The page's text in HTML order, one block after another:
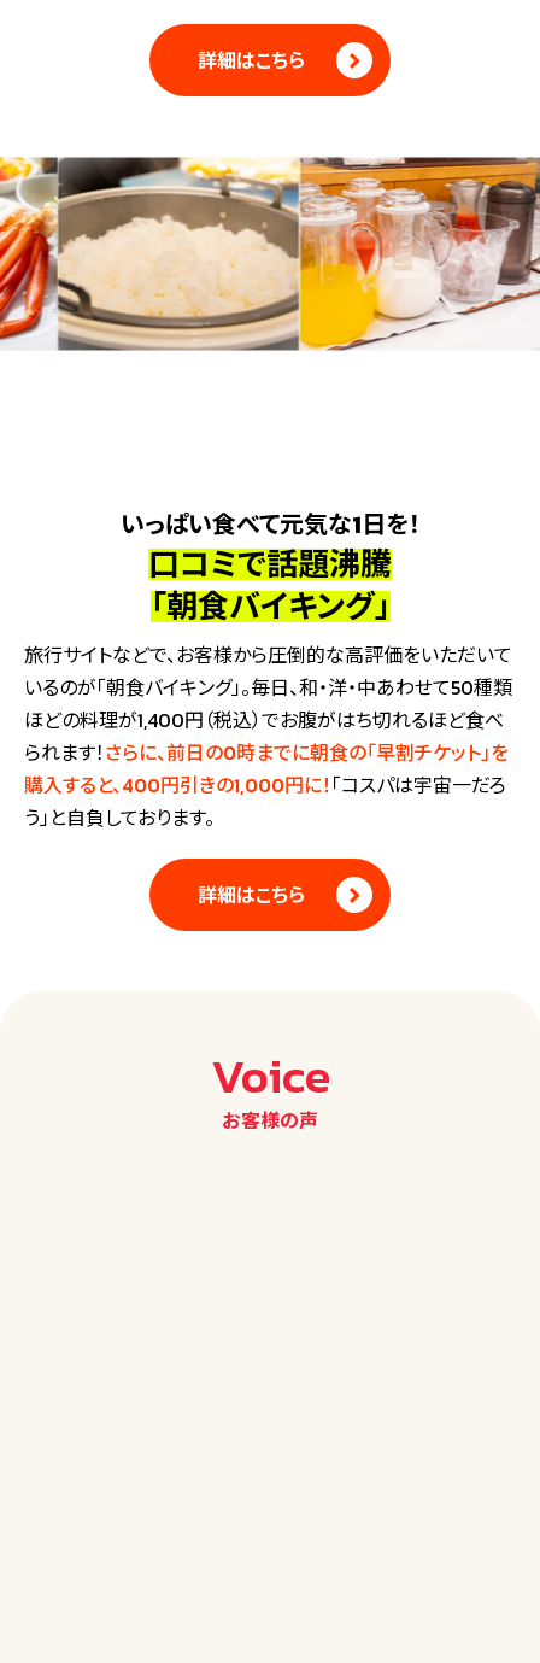
詳細はこちら
いっぱい食べて元気な1日を！
口コミで話題沸騰
「朝食バイキング」
旅行サイトなどで、お客様から圧倒的な高評価をいただいて
いるのが「朝食バイキング」。毎日、和・洋・中あわせて50種類
ほどの料理が1,400円（税込）でお腹がはち切れるほど食べ
られます！さらに、前日の0時までに朝食の「早割チケット」を
購入すると、400円引きの1,000円に！ 「コスパは宇宙一だろ
う」と自負しております。
詳細はこちら
Voice
お客様の声